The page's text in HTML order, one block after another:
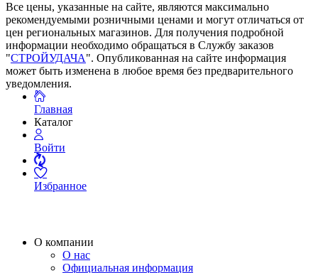
Все цены, указанные на сайте, являются максимально
рекомендуемыми розничными ценами и могут отличаться от
цен региональных магазинов. Для получения подробной
информации необходимо обращаться в Службу заказов
"СТРОЙУДАЧА". Опубликованная на сайте информация
может быть изменена в любое время без предварительного
уведомления.
Главная
Каталог
Войти
Избранное
О компании
О нас
Официальная информация